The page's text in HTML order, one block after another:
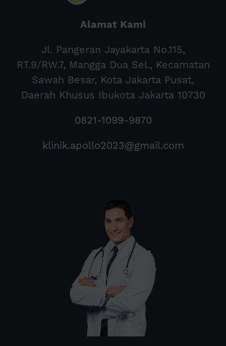
Alamat Kami
Jl. Pangeran Jayakarta No.115,
RT.9/RW.7, Mangga Dua Sel., Kecamatan
Sawah Besar, Kota Jakarta Pusat,
Daerah Khusus Ibukota Jakarta 10730
0821-1099-9870
klinik.apollo2023@gmail.com